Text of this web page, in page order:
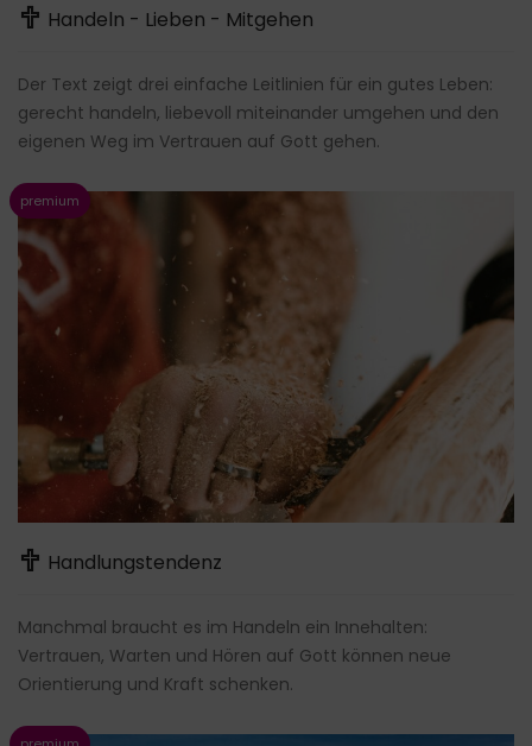
Handeln - Lieben - Mitgehen
Der Text zeigt drei einfache Leitlinien für ein gutes Leben:
gerecht handeln, liebevoll miteinander umgehen und den
eigenen Weg im Vertrauen auf Gott gehen.
Handlungstendenz
Manchmal braucht es im Handeln ein Innehalten:
Vertrauen, Warten und Hören auf Gott können neue
Orientierung und Kraft schenken.